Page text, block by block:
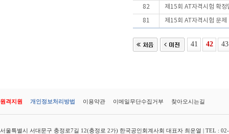
82 제15회 AT자격시험 확정
81 제15회 AT자격시험 문
41 42 43
원격지원 개인정보처리방법 이용약관 이메일무단수집거부 찾아오시는길
서울특별시 서대문구 충정로7길 12(충정로 2가) 한국공인회계사회 대표자 최운열 | TEL :